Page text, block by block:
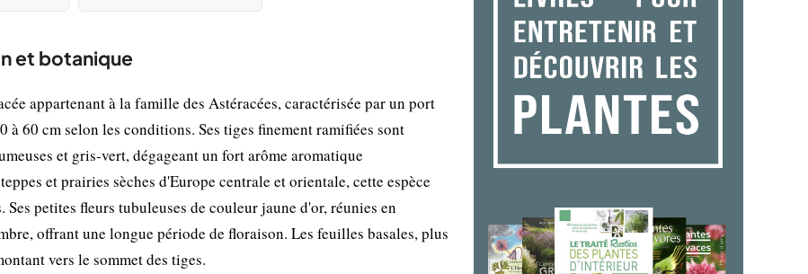
et botanique
appartenant à la famille des Astéracées, caractérisée par un port
60 cm selon les conditions. Ses tiges finement ramifiées sont
et gris-vert, dégageant un fort arôme aromatique
et prairies sèches d'Europe centrale et orientale, cette espèce
petites fleurs tubuleuses de couleur jaune d'or, réunies en
offrant une longue période de floraison. Les feuilles basales, plus
vers le sommet des tiges.